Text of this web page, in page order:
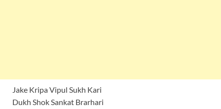
Jake Kripa Vipul Sukh Kari
Dukh Shok Sankat Brarhari